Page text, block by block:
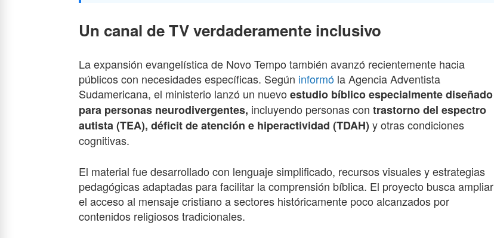
Un canal de TV verdaderamente inclusivo
La expansión evangelística de Novo Tempo también avanzó recientemente hacia
públicos con necesidades específicas. Según informó la Agencia Adventista
Sudamericana, el ministerio lanzó un nuevo estudio bíblico especialmente diseñado
para personas neurodivergentes, incluyendo personas con trastorno del espectro
autista (TEA), déficit de atención e hiperactividad (TDAH) y otras condiciones
cognitivas.
El material fue desarrollado con lenguaje simplificado, recursos visuales y estrategias
pedagógicas adaptadas para facilitar la comprensión bíblica. El proyecto busca ampliar
el acceso al mensaje cristiano a sectores históricamente poco alcanzados por
contenidos religiosos tradicionales.